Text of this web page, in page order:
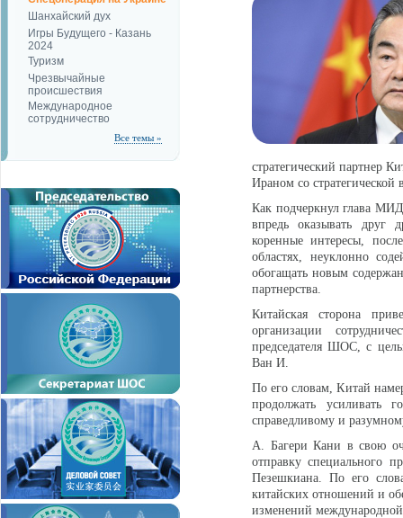
Шанхайский дух
Игры Будущего - Казань
2024
Туризм
Чрезвычайные
происшествия
Международное
сотрудничество
Все темы »
стратегический партнер
Ираном со
Как подчеркнул глава
впредь оказывать друг
коренные интересы,
областях, неуклонно
обогащать новым
партнерства.
Китайская сторона
организации
председателя ШОС, с
Ван И.
По его словам, Китай
продолжать усиливать
справедливому и
А. Багери Кани в свою
отправку специального
Пезешкиана. По его
китайских отношений и
изменений